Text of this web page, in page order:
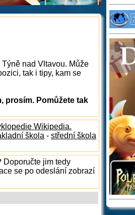
nad Vltavou. Může
tak i tipy, kam se
prosím. Pomůžete tak
Wikipedia.
škola - střední škola
Doporučte jim tedy
se po odeslání zobrazí